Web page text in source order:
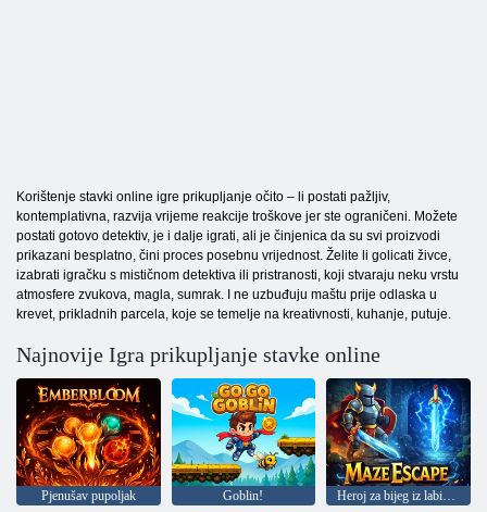
Korištenje stavki online igre prikupljanje očito – li postati pažljiv,
kontemplativna, razvija vrijeme reakcije troškove jer ste ograničeni. Možete
postati gotovo detektiv, je i dalje igrati, ali je činjenica da su svi proizvodi
prikazani besplatno, čini proces posebnu vrijednost. Želite li golicati živce,
izabrati igračku s mističnom detektiva ili pristranosti, koji stvaraju neku vrstu
atmosfere zvukova, magla, sumrak. I ne uzbuđuju maštu prije odlaska u
krevet, prikladnih parcela, koje se temelje na kreativnosti, kuhanje, putuje.
Najnovije Igra prikupljanje stavke online
Pjenušav pupoljak Goblin! Heroj za bijeg iz labirinta